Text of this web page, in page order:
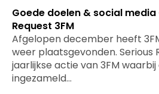
Goede doelen & social media
Request 3FM
Afgelopen december heeft
weer plaatsgevonden. Serious
jaarlijkse actie van 3FM
ingezameld…